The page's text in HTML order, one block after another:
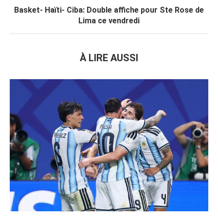
Basket- Haïti- Ciba: Double affiche pour Ste Rose de
Lima ce vendredi
À LIRE AUSSI